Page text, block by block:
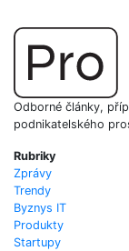
Odborné články,
podnikatelského
Rubriky
Zprávy
Trendy
Byznys IT
Produkty
Startupy